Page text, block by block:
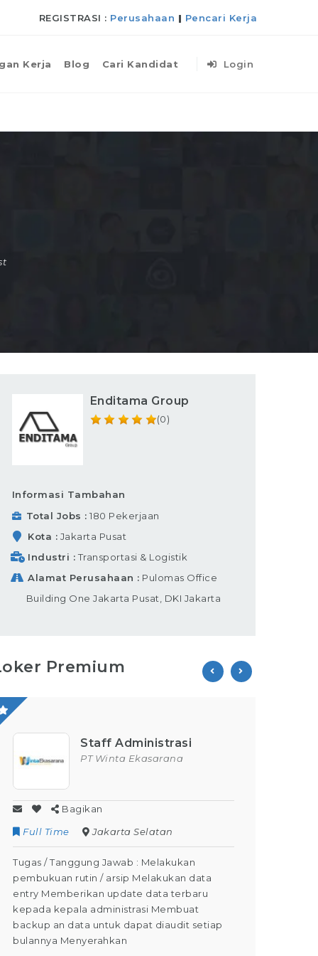
REGISTRASI : Perusahaan | Pencari Kerja
Kerja Blog Cari Kandidat Login
Enditama Group
(0)
Informasi Tambahan
Total Jobs
180 Pekerjaan
Kota
Jakarta Pusat
Industri
Transportasi & Logistik
Alamat Perusahaan
Pulomas Office
Building One Jakarta Pusat, DKI Jakarta
Premium
Staff Administrasi
PT Winta Ekasarana
Bagikan
Full Time
Jakarta Selatan
Tugas / Tanggung Jawab : Melakukan
pembukuan rutin / arsip Melakukan data
entry Memberikan update data terbaru
kepada kepala administrasi Membuat
backup an data untuk dapat diaudit setiap
bulannya Menyerahkan